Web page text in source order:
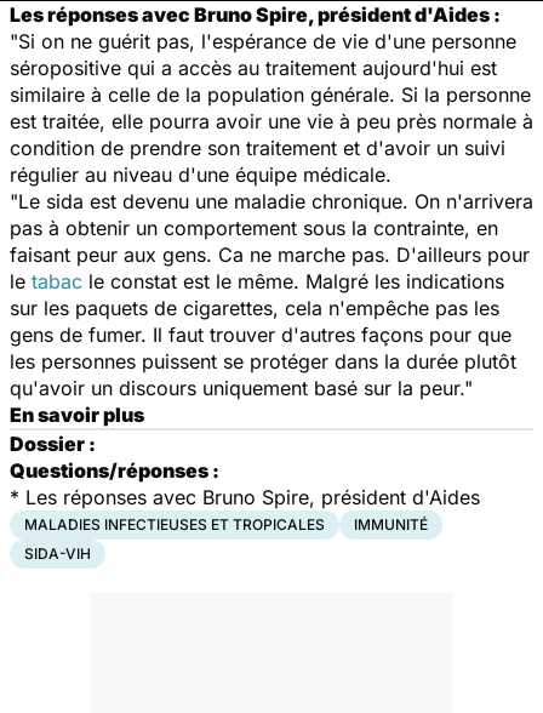
Les réponses avec Bruno Spire, président d'Aides :
"Si on ne guérit pas, l'espérance de vie d'une personne
séropositive qui a accès au traitement aujourd'hui est
similaire à celle de la population générale. Si la personne
est traitée, elle pourra avoir une vie à peu près normale à
condition de prendre son traitement et d'avoir un suivi
régulier au niveau d'une équipe médicale.
"Le sida est devenu une maladie chronique. On n'arrivera
pas à obtenir un comportement sous la contrainte, en
faisant peur aux gens. Ca ne marche pas. D'ailleurs pour
le tabac le constat est le même. Malgré les indications
sur les paquets de cigarettes, cela n'empêche pas les
gens de fumer. Il faut trouver d'autres façons pour que
les personnes puissent se protéger dans la durée plutôt
qu'avoir un discours uniquement basé sur la peur."
En savoir plus
Dossier :
Questions/réponses :
* Les réponses avec Bruno Spire, président d'Aides
MALADIES INFECTIEUSES ET TROPICALES
IMMUNITÉ
SIDA-VIH